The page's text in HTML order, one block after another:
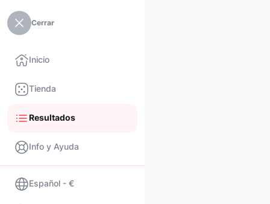
Cerrar
Inicio
Tienda
Resultados
Info y Ayuda
Español - €